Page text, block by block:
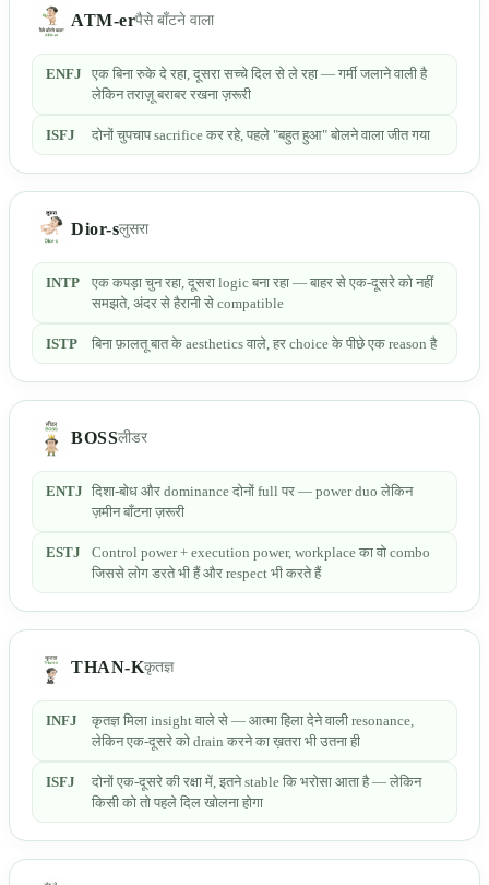
ATM-erपैसे बाँटने वाला
ENFJ
एक बिना रुके दे रहा, दूसरा सच्चे दिल से ले रहा — गर्मी जलाने वाली है
लेकिन तराज़ू बराबर रखना ज़रूरी
ISFJ दोनों चुपचाप sacrifice कर रहे, पहले "बहुत हुआ" बोलने वाला जीत गया
Dior-sलुसरा
INTP
एक कपड़ा चुन रहा, दूसरा logic बना रहा — बाहर से एक-दूसरे को नहीं
समझते, अंदर से हैरानी से compatible
ISTP बिना फ़ालतू बात के aesthetics वाले, हर choice के पीछे एक reason है
BOSSलीडर
ENTJ दिशा-बोध और dominance दोनों full पर — power duo लेकिन
ज़मीन बाँटना ज़रूरी
ESTJ
Control power + execution power, workplace का वो combo
जिससे लोग डरते भी हैं और respect भी करते हैं
THAN-Kकृतज्ञ
INFJ
कृतज्ञ मिला insight वाले से — आत्मा हिला देने वाली resonance,
लेकिन एक-दूसरे को drain करने का ख़तरा भी उतना ही
ISFJ
दोनों एक-दूसरे की रक्षा में, इतने stable कि भरोसा आता है — लेकिन
किसी को तो पहले दिल खोलना होगा